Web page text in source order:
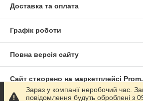
Доставка та оплата
Графік роботи
Повна версія сайту
Сайт створено на маркетплейсі
Зараз у компанії неробочий час.
повідомлення будуть оброблені з